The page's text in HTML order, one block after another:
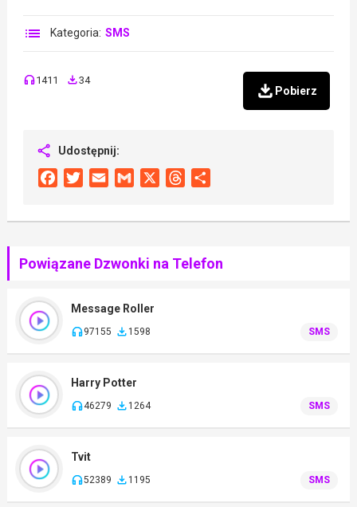
Kategoria: SMS
1411 34
Pobierz
Udostępnij:
FacebookTwitterEmail Gmail Threads
Powiązane Dzwonki na Telefon
Message Roller
97155 1598 SMS
Harry Potter
46279 1264 SMS
Tvit
52389 1195 SMS